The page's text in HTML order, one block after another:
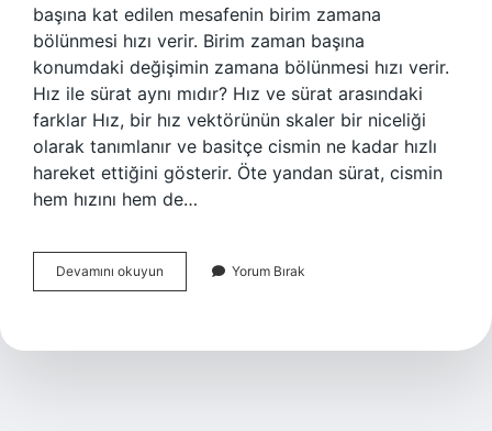
başına kat edilen mesafenin birim zamana
bölünmesi hızı verir. Birim zaman başına
konumdaki değişimin zamana bölünmesi hızı verir.
Hız ile sürat aynı mıdır? Hız ve sürat arasındaki
farklar Hız, bir hız vektörünün skaler bir niceliği
olarak tanımlanır ve basitçe cismin ne kadar hızlı
hareket ettiğini gösterir. Öte yandan sürat, cismin
hem hızını hem de…
Devamını okuyun
Neye
Yorum Bırak